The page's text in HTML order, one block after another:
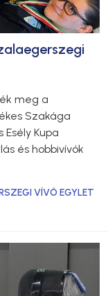
meg a
Szakága
Kupa
és hobbivívók
VÍVÓ EGYLET